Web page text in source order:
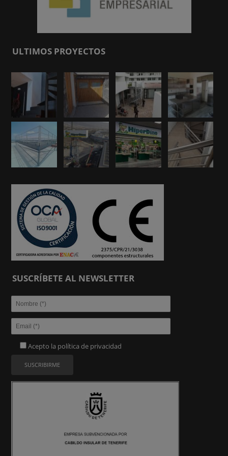
ULTIMOS PROYECTOS
SUSCRÍBETE AL NEWSLETTER
Acepto la política de privacidad